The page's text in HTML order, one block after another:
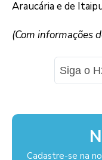
Araucária e de
(Com informações
Siga o
Cadastre-se na